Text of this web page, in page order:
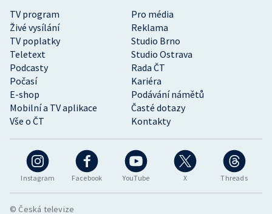
Instagram Facebook YouTube X Threads
TV program
Pro média
Živé vysílání
Reklama
TV poplatky
Studio Brno
Teletext
Studio Ostrava
Podcasty
Rada ČT
Počasí
Kariéra
E-shop
Podávání námětů
Mobilní a TV aplikace
Časté dotazy
Vše o ČT
Kontakty
© Česká televize